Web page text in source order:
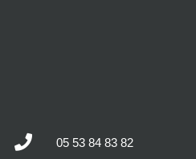
05 53 84 83 82